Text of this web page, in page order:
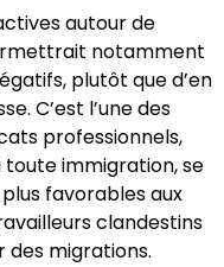
autour de
notamment
plutôt que d’en
C’est l’une des
professionnels,
immigration, se
favorables aux
clandestins
migrations.